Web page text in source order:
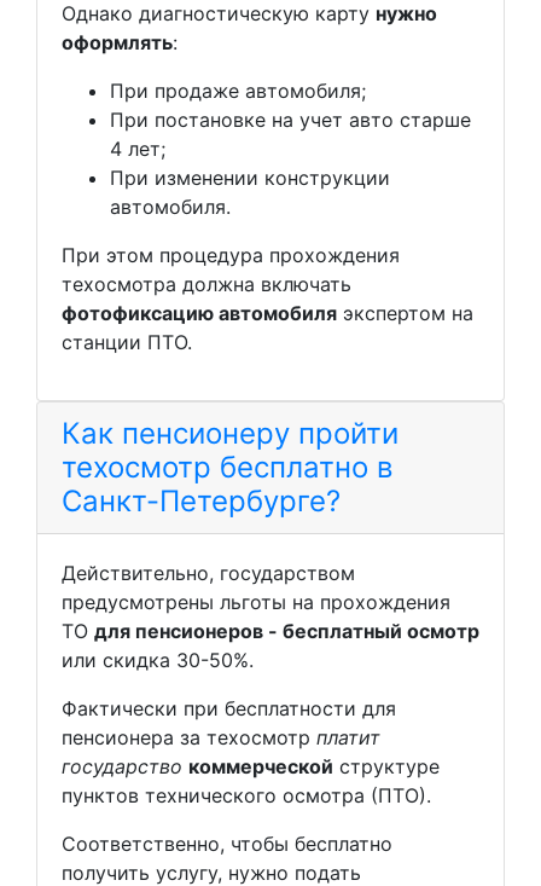
Однако диагностическую карту нужно
оформлять:
При продаже автомобиля;
При постановке на учет авто старше
4 лет;
При изменении конструкции
автомобиля.
При этом процедура прохождения
техосмотра должна включать
фотофиксацию автомобиля экспертом на
станции ПТО.
Как пенсионеру пройти
техосмотр бесплатно в
Санкт-Петербурге?
Действительно, государством
предусмотрены льготы на прохождения
ТО для пенсионеров - бесплатный осмотр
или скидка 30-50%.
Фактически при бесплатности для
пенсионера за техосмотр платит
государство коммерческой структуре
пунктов технического осмотра (ПТО).
Соответственно, чтобы бесплатно
получить услугу, нужно подать